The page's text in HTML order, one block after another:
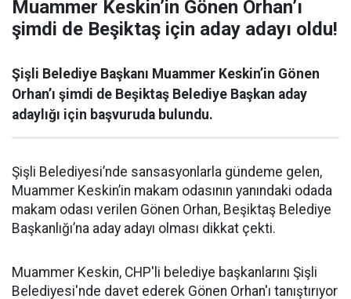
Muammer Keskin’in Gönen Orhan’ı
şimdi de Beşiktaş için aday adayı oldu!
Şişli Belediye Başkanı Muammer Keskin’in Gönen
Orhan’ı şimdi de Beşiktaş Belediye Başkan aday
adaylığı için başvuruda bulundu.
Şişli Belediyesi’nde sansasyonlarla gündeme gelen,
Muammer Keskin’in makam odasının yanındaki odada
makam odası verilen Gönen Orhan, Beşiktaş Belediye
Başkanlığı’na aday adayı olması dikkat çekti.
Muammer Keskin, CHP'li belediye başkanlarını Şişli
Belediyesi'nde davet ederek Gönen Orhan'ı tanıştırıyor